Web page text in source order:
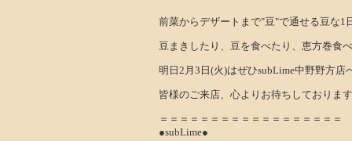
前菜からデザートまで"豆"で通せる豆な1
豆まきしたり、豆を食べたり、恵方巻食べ
明日2月3日(火)はぜひsubLime中野野方店
皆様のご来店、心よりお待ちしておりま
＝＝＝＝＝＝＝＝＝＝＝＝＝＝＝＝＝＝
●subLime●